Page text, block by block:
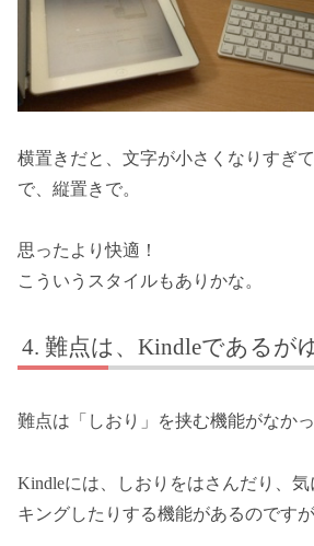
横置きだと、文字が小さくなりすぎ
で、縦置きで。
思ったより快適！
こういうスタイルもありかな。
難点は、Kindleであるが
難点は「しおり」を挟む機能がなか
Kindleには、しおりをはさんだり、
キングしたりする機能があるのですが